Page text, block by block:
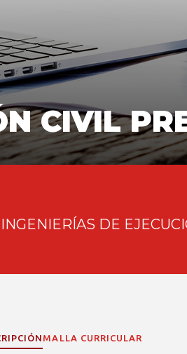
CIVIL
DE
MALLA CURRICULAR